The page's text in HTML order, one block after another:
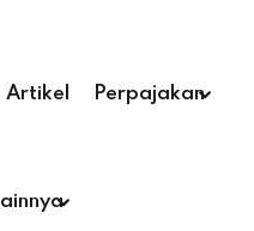
Artikel Perpajakan